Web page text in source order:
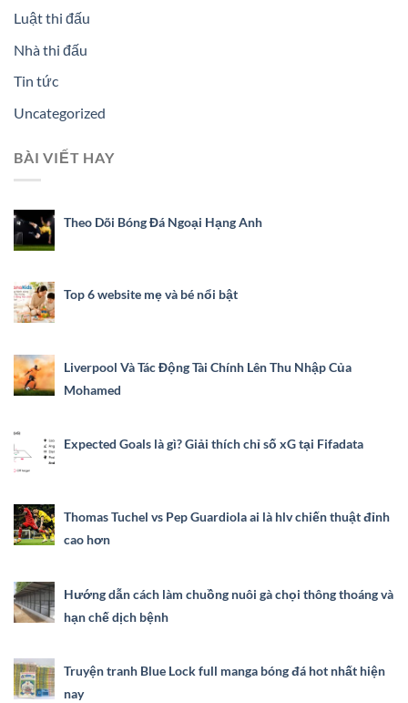
Luật thi đấu
Nhà thi đấu
Tin tức
Uncategorized
BÀI VIẾT HAY
Theo Dõi Bóng Đá Ngoại Hạng Anh
Top 6 website mẹ và bé nổi bật
Liverpool Và Tác Động Tài Chính Lên Thu Nhập Của
Mohamed
Expected Goals là gì? Giải thích chỉ số xG tại Fifadata
Thomas Tuchel vs Pep Guardiola ai là hlv chiến thuật đỉnh
cao hơn
Hướng dẫn cách làm chuồng nuôi gà chọi thông thoáng và
hạn chế dịch bệnh
Truyện tranh Blue Lock full manga bóng đá hot nhất hiện
nay